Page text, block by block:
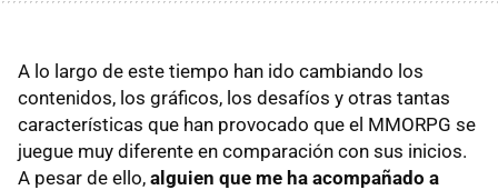
A lo largo de este tiempo han ido cambiando los
contenidos, los gráficos, los desafíos y otras tantas
características que han provocado que el MMORPG se
juegue muy diferente en comparación con sus inicios.
A pesar de ello, alguien que me ha acompañado a